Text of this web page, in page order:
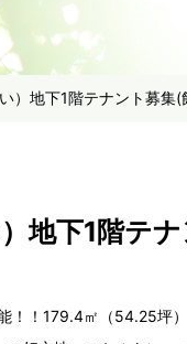
）地下1階テナント募
地下1階テ
！179.4㎡（54.25坪